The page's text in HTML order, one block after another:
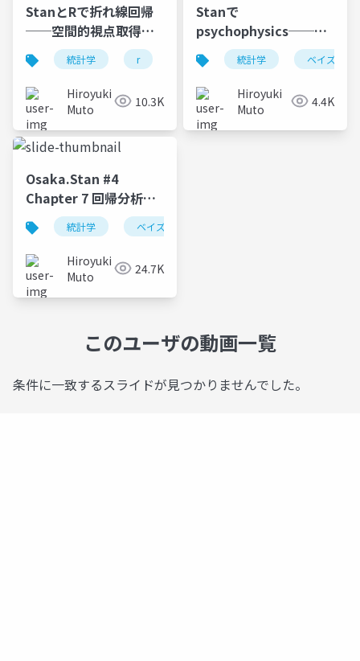
StanとRで折れ線回帰
──空間的視点取得課
題の反応時間データを
説明する階層ベイズモ
デルを例に──
統計学 r stan ベイズ 心理学
Hiroyuki
Muto
10.3K
Stanで
psychophysics──階
層ベイズモデルで恒常
法データを分析する
──
統計学 ベイズ
Hiroyuki
Muto
4.4K
Osaka.Stan #4
Chapter 7 回帰分析の
悩みどころ (7.1–7.5)
統計学 ベイズ
Hiroyuki
Muto
24.7K
このユーザの動画一覧
条件に一致するスライドが見つかりませんでした。